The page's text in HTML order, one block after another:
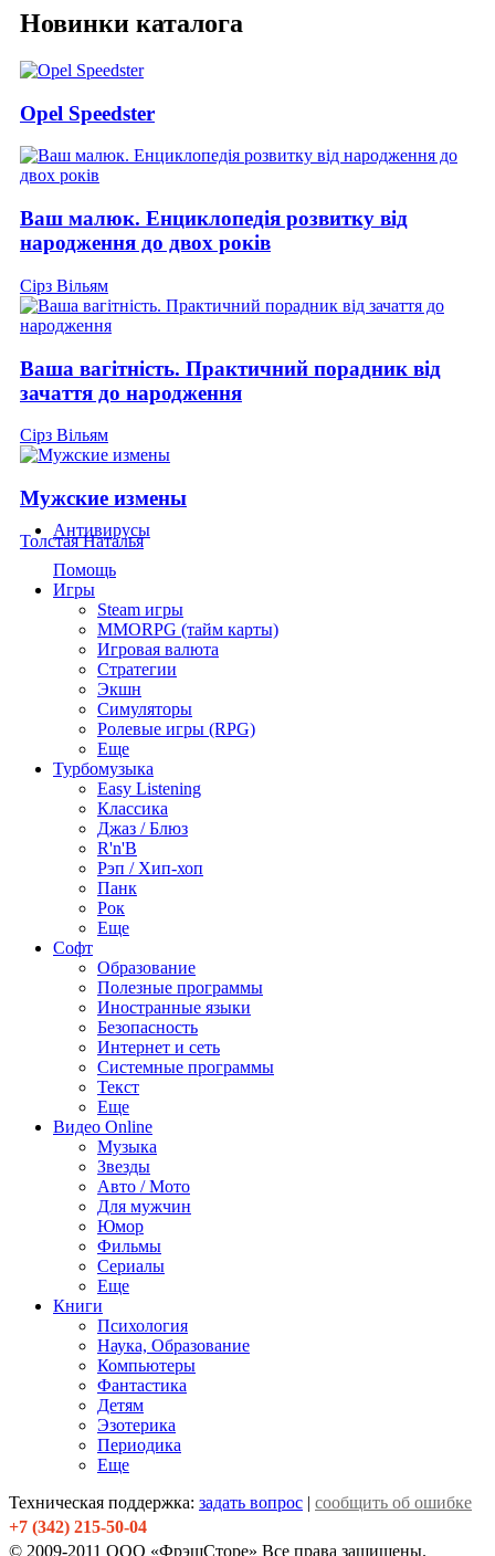
Новинки каталога
Opel Speedster
Ваш малюк. Енциклопедія розвитку від
народження до двох років
Сірз Вільям
Ваша вагітність. Практичний порадник від
зачаття до народження
Сірз Вільям
Мужские измены
Толстая Наталья
Антивирусы
Помощь
Игры
Steam игры
MMORPG (тайм карты)
Игровая валюта
Стратегии
Экшн
Симуляторы
Ролевые игры (RPG)
Еще
Турбомузыка
Easy Listening
Классика
Джаз / Блюз
R'n'B
Рэп / Хип-хоп
Панк
Рок
Еще
Софт
Образование
Полезные программы
Иностранные языки
Безопасность
Интернет и сеть
Системные программы
Текст
Еще
Видео Online
Музыка
Звезды
Авто / Мото
Для мужчин
Юмор
Фильмы
Сериалы
Еще
Книги
Психология
Наука, Образование
Компьютеры
Фантастика
Детям
Эзотерика
Периодика
Еще
Техническая поддержка: задать вопрос | сообщить об ошибке
+7 (342) 215-50-04
© 2009-2011 ООО «ФрэшСторе» Все права защищены.